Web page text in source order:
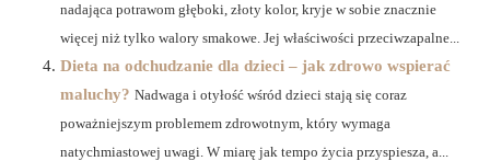
nadająca potrawom głęboki, złoty kolor, kryje w sobie znacznie
więcej niż tylko walory smakowe. Jej właściwości przeciwzapalne...
Dieta na odchudzanie dla dzieci – jak zdrowo wspierać
maluchy? Nadwaga i otyłość wśród dzieci stają się coraz
poważniejszym problemem zdrowotnym, który wymaga
natychmiastowej uwagi. W miarę jak tempo życia przyspiesza, a...